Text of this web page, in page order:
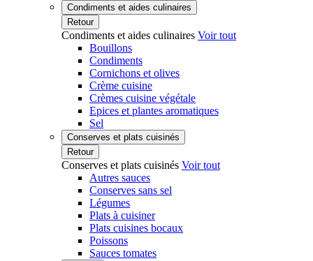
Condiments et aides culinaires
Retour
Condiments et aides culinaires Voir tout
Bouillons
Condiments
Cornichons et olives
Crème cuisine
Crèmes cuisine végétale
Epices et plantes aromatiques
Sel
Conserves et plats cuisinés
Retour
Conserves et plats cuisinés Voir tout
Autres sauces
Conserves sans sel
Légumes
Plats à cuisiner
Plats cuisines bocaux
Poissons
Sauces tomates